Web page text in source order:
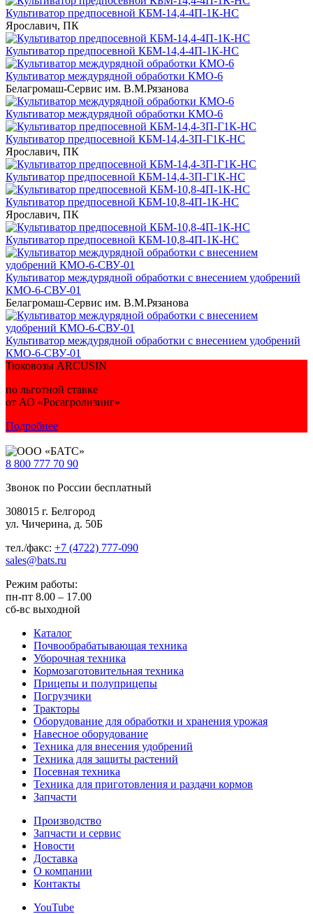
Культиватор предпосевной КБМ-14,4-4П-1К-НС
Ярославич, ПК
Культиватор предпосевной КБМ-14,4-4П-1К-НС
Культиватор междурядной обработки КМО-6
Белагромаш-Сервис им. В.М.Рязанова
Культиватор междурядной обработки КМО-6
Культиватор предпосевной КБМ-14,4-3П-Г1К-НС
Ярославич, ПК
Культиватор предпосевной КБМ-14,4-3П-Г1К-НС
Культиватор предпосевной КБМ-10,8-4П-1К-НС
Ярославич, ПК
Культиватор предпосевной КБМ-10,8-4П-1К-НС
Культиватор междурядной обработки с внесением удобрений
КМО-6-СВУ-01
Белагромаш-Сервис им. В.М.Рязанова
Культиватор междурядной обработки с внесением удобрений
КМО-6-СВУ-01
Тюковозы ARCUSIN
по льготной ставке
от АО «Росагролизинг»
Подробнее
8 800 777 70 90
Звонок по России бесплатный
308015 г. Белгород
ул. Чичерина, д. 50Б
тел./факс: +7 (4722) 777-090
sales@bats.ru
Режим работы:
пн-пт 8.00 – 17.00
сб-вс выходной
Каталог
Почвообрабатывающая техника
Уборочная техника
Кормозаготовительная техника
Прицепы и полуприцепы
Погрузчики
Тракторы
Оборудование для обработки и хранения урожая
Навесное оборудование
Техника для внесения удобрений
Техника для защиты растений
Посевная техника
Техника для приготовления и раздачи кормов
Запчасти
Производство
Запчасти и сервис
Новости
Доставка
О компании
Контакты
YouTube